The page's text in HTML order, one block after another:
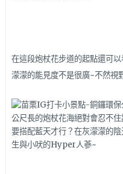
在這段炮杖花步道的起點還可
濛濛的能見度不是很廣~不然視